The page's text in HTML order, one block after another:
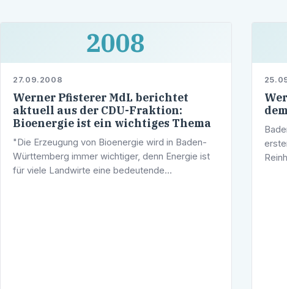
2008
27.09.2008
Werner Pfisterer MdL berichtet
aktuell aus der CDU-Fraktion:
Bioenergie ist ein wichtiges Thema
"Die Erzeugung von Bioenergie wird in Baden-
Württemberg immer wichtiger, denn Energie ist
für viele Landwirte eine bedeutende